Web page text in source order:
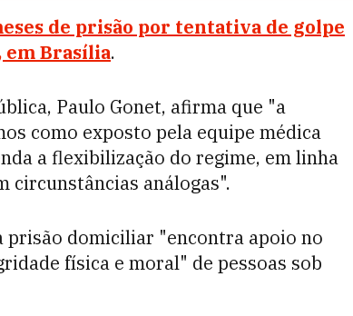
de prisão por tentativa de golpe
em Brasília.
Paulo Gonet, afirma que "a
como exposto pela equipe médica
a flexibilização do regime, em linha
circunstâncias análogas".
prisão domiciliar "encontra apoio no
física e moral" de pessoas sob